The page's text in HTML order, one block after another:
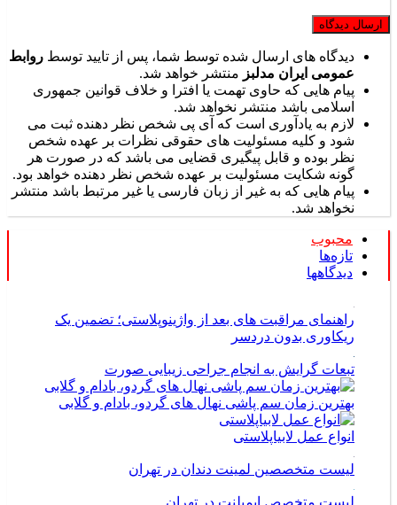
دیدگاه های ارسال شده توسط شما، پس از تایید توسط روابط
عمومی ایران مدلبز منتشر خواهد شد.
پیام هایی که حاوی تهمت یا افترا و خلاف قوانین جمهوری
اسلامی باشد منتشر نخواهد شد.
لازم به یادآوری است که آی پی شخص نظر دهنده ثبت می
شود و کلیه مسئولیت های حقوقی نظرات بر عهده شخص
نظر بوده و قابل پیگیری قضایی می باشد که در صورت هر
گونه شکایت مسئولیت بر عهده شخص نظر دهنده خواهد بود.
پیام هایی که به غیر از زبان فارسی یا غیر مرتبط باشد منتشر
نخواهد شد.
محبوب
تازه‌ها
دیدگاهها
راهنمای مراقبت های بعد از واژینوپلاستی؛ تضمین یک
ریکاوری بدون دردسر
تبعات گرایش به انجام جراحی زیبایی صورت
بهترین زمان سم پاشی نهال های گردو، بادام و گلابی
انواع عمل لابیاپلاستی
لیست متخصصین لمینت دندان در تهران